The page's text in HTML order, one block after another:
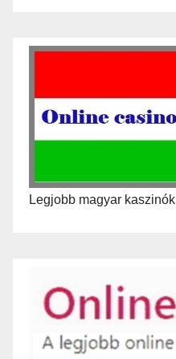
Legjobb magyar kaszinók